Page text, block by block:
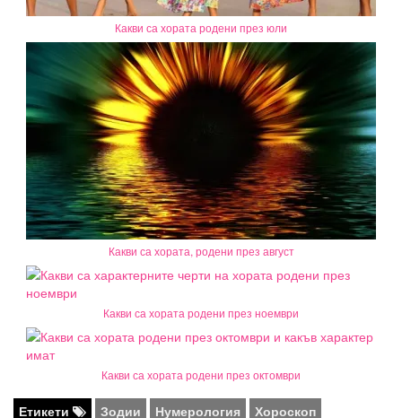
Какви са хората родени през юли
Какви са хората, родени през август
Какви са хората родени през ноември
Какви са хората родени през октомври
Етикети Зодии Нумерология Хороскоп